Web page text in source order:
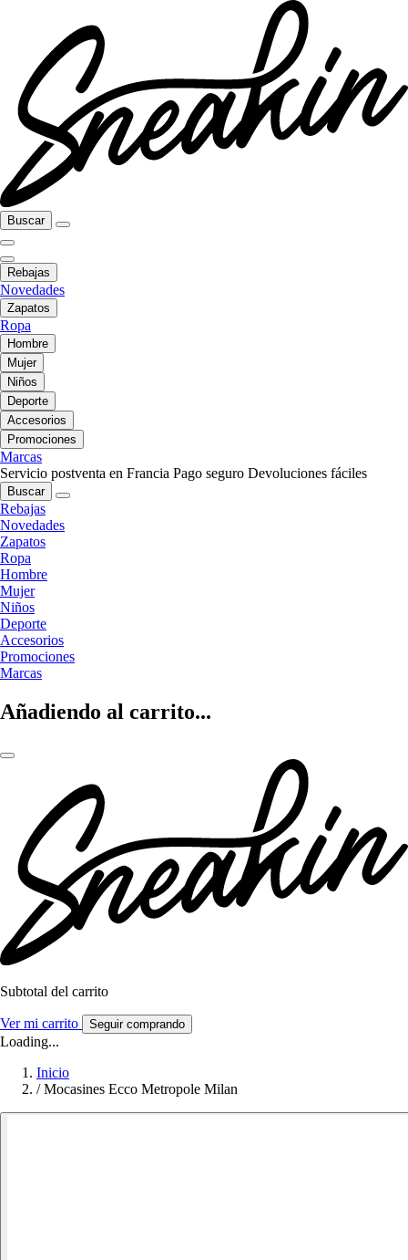
Buscar
Rebajas
Novedades
Zapatos
Ropa
Hombre
Mujer
Niños
Deporte
Accesorios
Promociones
Marcas
Servicio postventa en Francia Pago seguro Devoluciones fáciles
Buscar
Rebajas
Novedades
Zapatos
Ropa
Hombre
Mujer
Niños
Deporte
Accesorios
Promociones
Marcas
Añadiendo al carrito...
Subtotal del carrito
Ver mi carrito Seguir comprando
Loading...
Inicio
/ Mocasines Ecco Metropole Milan